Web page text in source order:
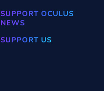
SUPPORT OCULUS
NEWS
SUPPORT US